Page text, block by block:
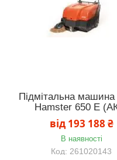
Підмітальна машина
Hamster 650 E
від 193 188 ₴
В наявності
261020143